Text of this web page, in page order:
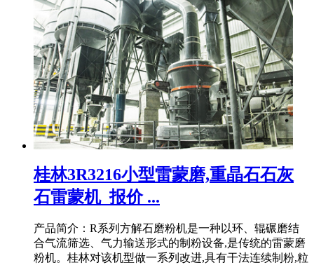
桂林3R3216小型雷蒙磨,重晶石石灰
石雷蒙机_报价 ...
产品简介：R系列方解石磨粉机是一种以环、辊碾磨结
合气流筛选、气力输送形式的制粉设备,是传统的雷蒙磨
粉机。桂林对该机型做一系列改进,具有干法连续制粉,粒